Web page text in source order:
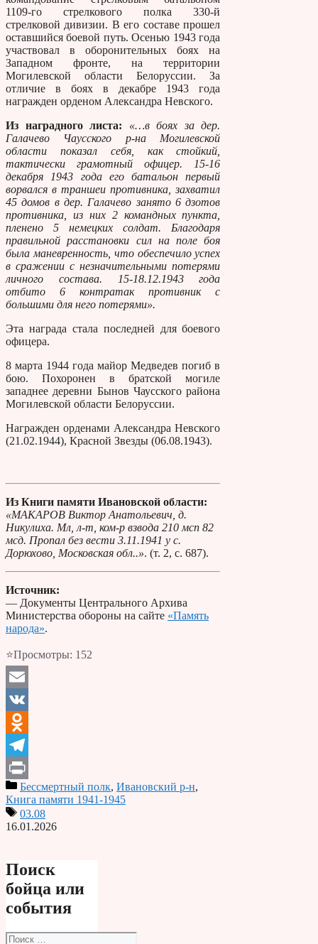
1109-го стрелкового полка 330-й
стрелковой дивизии. В его составе прошел
оставшийся боевой путь. Осенью 1943 года
участвовал в оборонительных боях на
Западном фронте, на территории
Могилевской области Белоруссии. За
отличие в боях в декабре 1943 года
награжден орденом Александра Невского.
Из наградного листа:
«…в боях за дер.
Галачево Чаусского р-на Могилевской
области показал себя, как стойкий,
тактически грамотный офицер. 15-16
декабря 1943 года его батальон первый
ворвался в траншеи противника, захватил
45 домов в дер. Галачево занято 6 дзотов
противника, из них 2 командных пункта,
пленено 5 немецких солдат. Благодаря
правильной расстановки сил на поле боя
была маневренность, что обеспечило успех
в сражении с незначительными потерями
личного состава. 15-18.12.1943 года
отбито 6 контратак противник с
большими для него потерями».
Эта награда стала последней для боевого
офицера.
8 марта 1944 года майор Медведев погиб в
бою. Похоронен в братской могиле
западнее деревни Бынов Чаусского района
Могилевской области Белоруссии.
Награжден орденами Александра Невского
(21.02.1944), Красной Звезды (06.08.1943).
Из Книги памяти Ивановской области:
«МАКАРОВ Виктор Анатольевич, д.
Никулиха. Мл, л-т, ком-р взвода 210 мсп 82
мсд. Пропал без вести 3.11.1941 у с.
Дорюхово, Московская обл..». (т. 2, с. 687).
Источник:
— Документы Центрального Архива
Министерства обороны на сайте «Память
народа».
⭐Просмотры: 152
Email
VK
Odnoklassniki
Telegram
PrintБессмертный полк, Ивановский р-н,
Книга памяти 1941-1945
03.08
16.01.2026
Поиск
бойца или
события
Поиск: